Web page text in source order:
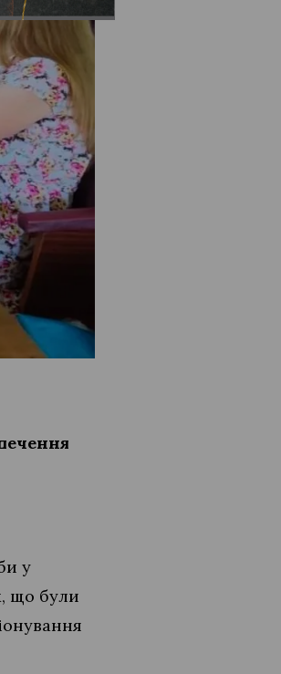
у
що були